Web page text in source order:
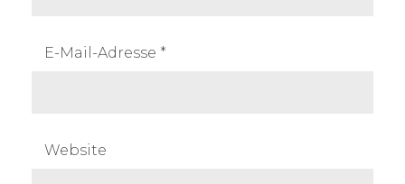
E-Mail-Adresse *
Website